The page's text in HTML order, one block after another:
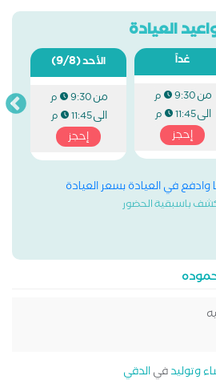
العيادة
غداً
من9:30 م
الى11:45 م
إحجز
الأحد(9/8)
من9:30 م
الى11:45 م
إحجز
وادفع في العيادة بسعر العيادة
باسبقية الحضور
وتوليدفيالدقي